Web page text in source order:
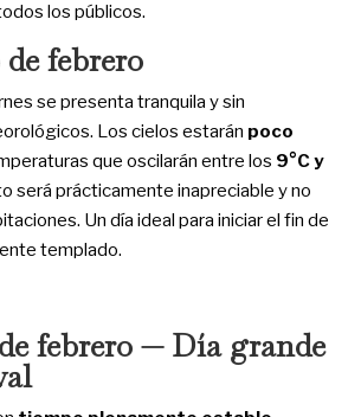
los públicos.
febrero
se presenta tranquila y sin
Los cielos estarán poco
que oscilarán entre los 9°C y
será prácticamente inapreciable y no
Un día ideal para iniciar el fin de
templado.
de febrero — Día grande